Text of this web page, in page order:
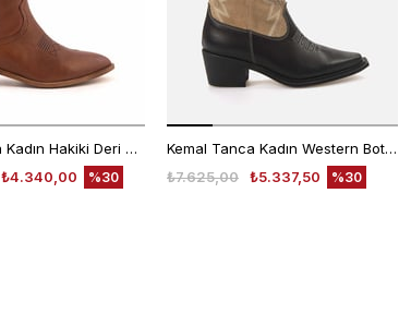
Kemal Tanca Kadın Hakiki Deri Tpu Taban Kahverengi Western Bot
₺4.340,00
%30
Kemal Tanca Kadın Western Bot 1578
₺5.337,50
₺7.625,00 %30